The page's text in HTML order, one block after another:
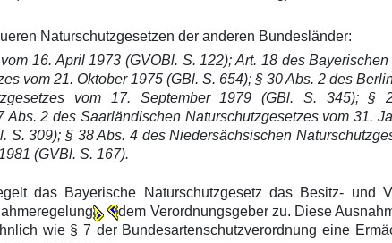
Naturschutzgesetzen der anderen Bundesländer:
16. April 1973 (GVOBl. S. 122); Art. 18 des
vom 21. Oktober 1975 (GBl. S. 654); § 30 Abs. 2 des
vom 17. September 1979 (GBl. S. 345); §
2 des Saarländischen Naturschutzgesetzes vom 31.
309); § 38 Abs. 4 des Niedersächsischen
(GVBl. S. 167).
das Bayerische Naturschutzgesetz das Besitz- und
dem Verordnungsgeber zu. Diese
wie § 7 der Bundesartenschutzverordnung eine